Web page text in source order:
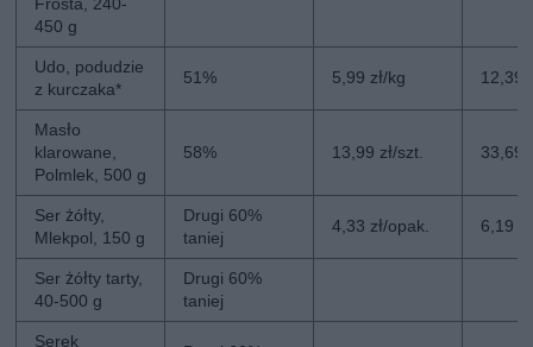
450 g
Udo, podudzie
z kurczaka*
51% 5,99 zł/kg 12,39
Masło
klarowane,
Polmlek, 500 g
58% 13,99 zł/szt. 33,69
Ser żółty,
Mlekpol, 150 g
Drugi 60%
taniej
4,33 zł/opak. 6,19
Ser żółty tarty,
40-500 g
Drugi 60%
taniej
Serek